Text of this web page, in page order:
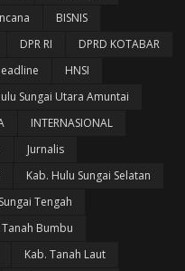
BISNIS
DPR RI
DPRD KOTABAR
HNSI
Sungai Utara Amuntai
INTERNASIONAL
Jurnalis
Kab. Hulu Sungai Selatan
Tengah
Bumbu
Kab. Tanah Laut